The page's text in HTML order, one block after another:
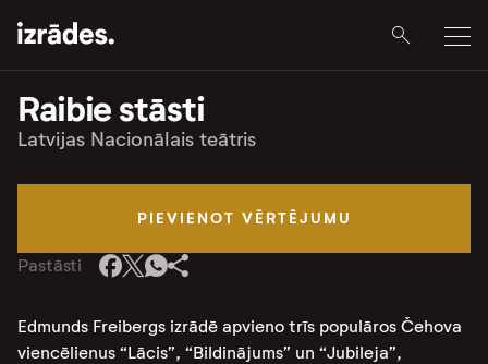
Raibie stāsti
Latvijas Nacionālais teātris
PIEVIENOT VĒRTĒJUMU
Pastāsti
Edmunds Freibergs izrādē apvieno trīs populāros Čehova
viencēlienus “Lācis”, “Bildinājums” un “Jubileja”,